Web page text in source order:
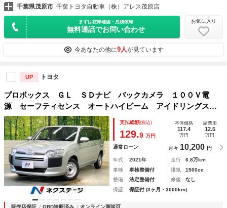
千葉県茂原市 千葉トヨタ自動車（株）アレス茂原店
まずは在庫確認・見積依頼
無料通話でお問い合わせ
お気に入り
今あなたの他に9人が見ています
UP トヨタ
プロボックス ＧＬ ＳＤナビ バックカメラ １００Ｖ電
源 セーフティセンス オートハイビーム アイドリングスト
ップ リモコンキ― 電動格納ミラー 車線逸脱警報 ＥＴ
Ｃ ドラレコ
支払総額(税込)
129.9 万円
本体価格
117.4
万円
諸費用
12.5
万円
通常ローン 月々 10,200 円
年式 2021年 走行
6.8万km
車検
車検整備付 排気
1500cc
整備
法定整備付 修復
なし
保証
保証付 (3ヶ月・3000km)
販売店保証 OBD診断済み オンライン商談可